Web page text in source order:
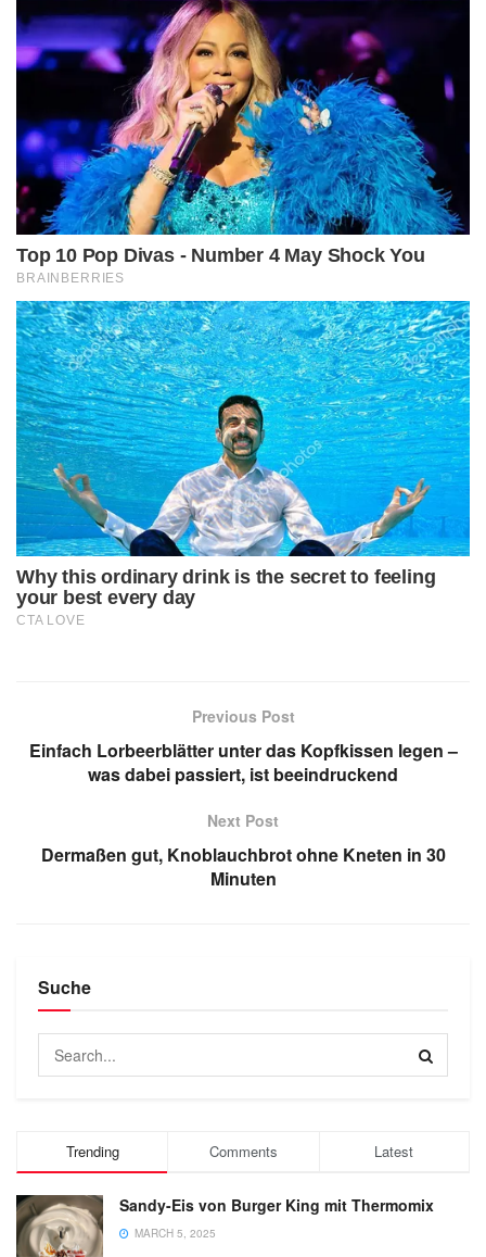
Previous Post
Einfach Lorbeerblätter unter das Kopfkissen legen –
was dabei passiert, ist beeindruckend
Next Post
Dermaßen gut, Knoblauchbrot ohne Kneten in 30
Minuten
Suche
Trending Comments Latest
Sandy-Eis von Burger King mit Thermomix
MARCH 5, 2025